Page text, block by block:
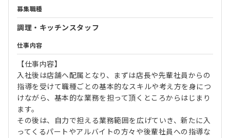
募集職種
調理・キッチンスタッフ
仕事内容
【仕事内容】
入社後は店舗へ配属となり、まずは店長や先輩社員からの
指導を受けて職種ごとの基本的なスキルや考え方を身につ
けながら、基本的な業務を担って頂くところからはじまり
ます。
その後は、自力で担える業務範囲を広げていき、新たに入
ってくるパートやアルバイトの方々や後輩社員への指導な